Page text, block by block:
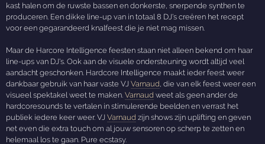
kast halen om de ruwste bassen en donkerste, snerpende synthen te
produceren. Een dikke line-up van in totaal 8 DJ's creëren het recept
voor een gegarandeerd knalfeest die je niet mag missen.
Maar de Harcore Intelligence feesten staan niet alleen bekend om haar
line-ups van DJ's. Ook aan de visuele ondersteuning wordt altijd veel
aandacht geschonken. Hardcore Intelligence maakt ieder feest weer
dankbaar gebruik van haar vaste VJVarnaud , die van elk feest weer een
visueel spektakel weet te maken.Varnaud weet als geen ander de
hardcoresounds te vertalen in stimulerende beelden en verrast het
publiek iedere keer weer. VJVarnaud zijn shows zijn uplifting en geven
net even die extra touch om al jouw sensoren op scherp te zetten en
helemaal los te gaan. Pure ecstasy.